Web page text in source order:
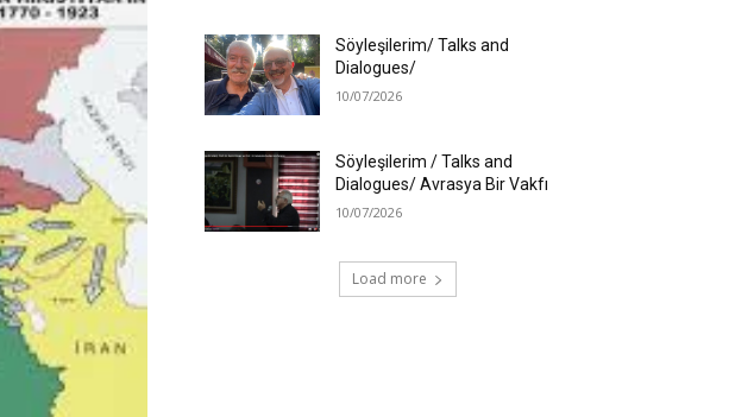
Söyleşilerim/ Talks and
Dialogues/
10/07/2026
Söyleşilerim / Talks and
Dialogues/ Avrasya Bir Vakfı
10/07/2026
Load more